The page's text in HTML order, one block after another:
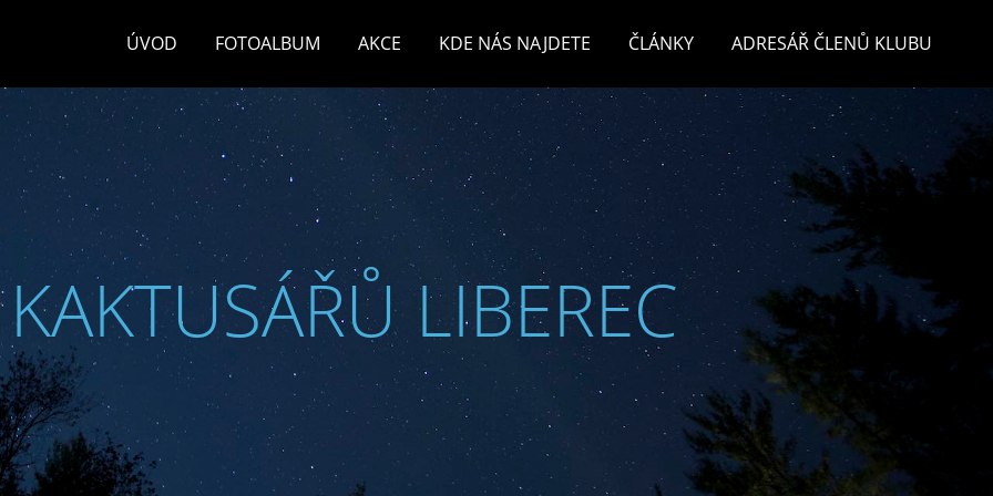
ÚVOD FOTOALBUM AKCE KDE NÁS NAJDETE ČLÁNKY ADRESÁŘ ČLENŮ KLUBU
LIBEREC